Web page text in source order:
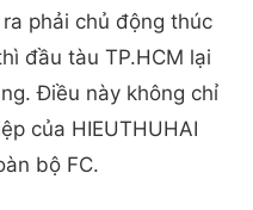
phải chủ động thúc
đầu tàu TP.HCM lại
Điều này không chỉ
của HIEUTHUHAI
bộ FC.